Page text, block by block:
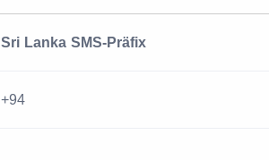
Sri Lanka SMS-Präfix
+94